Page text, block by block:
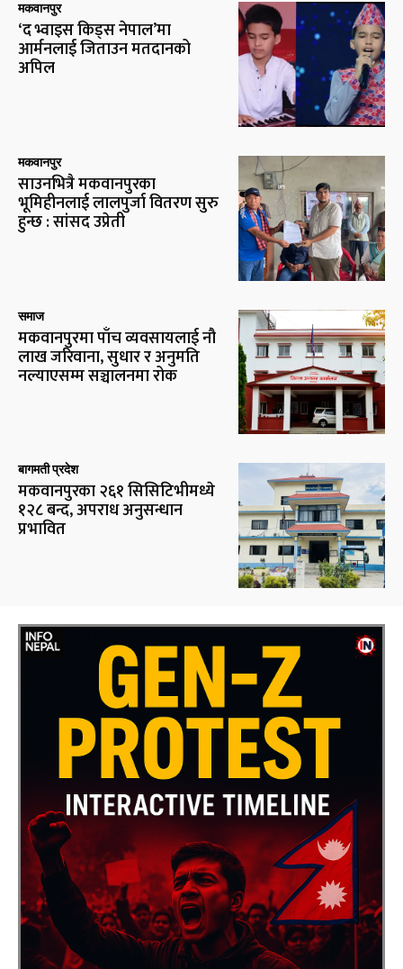
मकवानपुर
‘द भ्वाइस किड्स नेपाल’मा
आर्मनलाई जिताउन मतदानको
अपिल
मकवानपुर
साउनभित्रै मकवानपुरका
भूमिहीनलाई लालपुर्जा वितरण सुरु
हुन्छ : सांसद उप्रेती
समाज
मकवानपुरमा पाँच व्यवसायलाई नौ
लाख जरिवाना, सुधार र अनुमति
नल्याएसम्म सञ्चालनमा रोक
बागमती प्रदेश
मकवानपुरका २६१ सिसिटिभीमध्ये
१२८ बन्द, अपराध अनुसन्धान
प्रभावित